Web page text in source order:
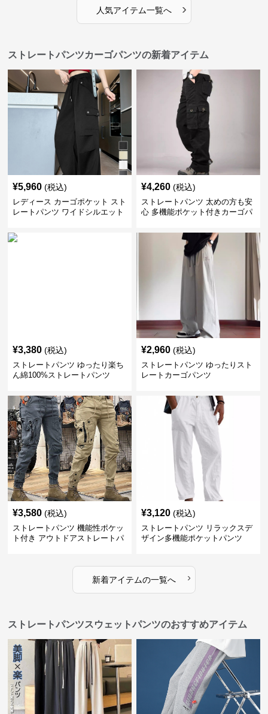
人気アイテム一覧へ ›
ストレートパンツカーゴパンツの新着アイテム
¥5,960 (税込)
レディース カーゴポケット スト
レートパンツ ワイドシルエット
¥4,260 (税込)
ストレートパンツ 太めの方も安
心 多機能ポケット付きカーゴパ
¥3,380 (税込)
ストレートパンツ ゆったり楽ち
ん綿100%ストレートパンツ
¥2,960 (税込)
ストレートパンツ ゆったりスト
レートカーゴパンツ
¥3,580 (税込)
ストレートパンツ 機能性ポケッ
ト付き アウトドアストレートパ
¥3,120 (税込)
ストレートパンツ リラックスデ
ザイン多機能ポケットパンツ
新着アイテムの一覧へ ›
ストレートパンツスウェットパンツのおすすめアイテム